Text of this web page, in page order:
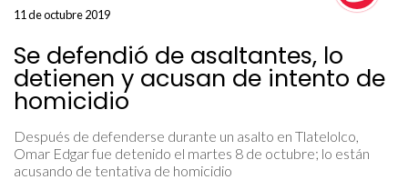
11 de octubre 2019
Se defendió de asaltantes, lo
detienen y acusan de intento de
homicidio
Después de defenderse durante un asalto en Tlatelolco,
Omar Edgar fue detenido el martes 8 de octubre; lo están
acusando de tentativa de homicidio